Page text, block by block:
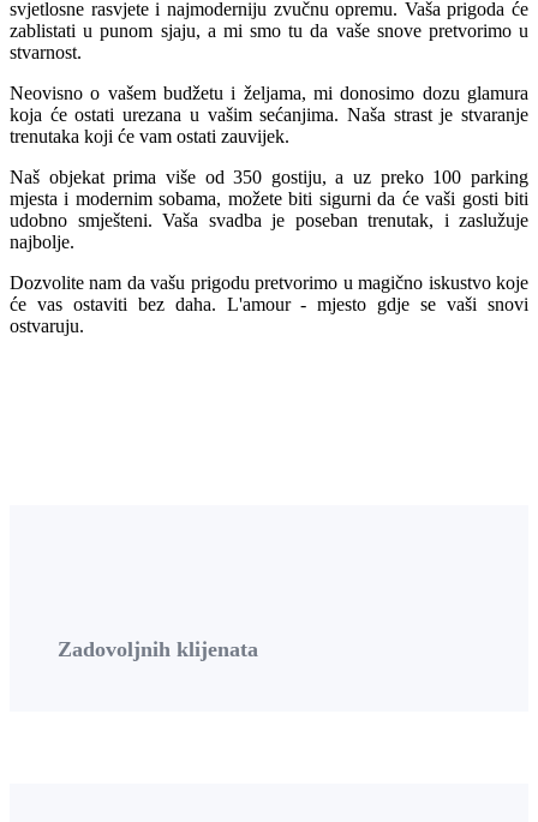
svjetlosne rasvjete i najmoderniju zvučnu opremu. Vaša prigoda će
zablistati u punom sjaju, a mi smo tu da vaše snove pretvorimo u
stvarnost.
Neovisno o vašem budžetu i željama, mi donosimo dozu glamura
koja će ostati urezana u vašim sećanjima. Naša strast je stvaranje
trenutaka koji će vam ostati zauvijek.
Naš objekat prima više od 350 gostiju, a uz preko 100 parking
mjesta i modernim sobama, možete biti sigurni da će vaši gosti biti
udobno smješteni. Vaša svadba je poseban trenutak, i zaslužuje
najbolje.
Dozvolite nam da vašu prigodu pretvorimo u magično iskustvo koje
će vas ostaviti bez daha. L'amour - mjesto gdje se vaši snovi
ostvaruju.
Zadovoljnih klijenata